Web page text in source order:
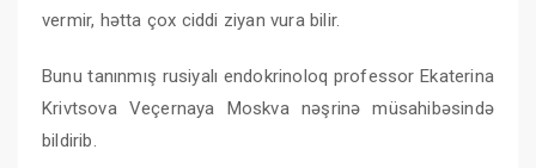
vermir, hətta çox ciddi ziyan vura bilir.
Bunu tanınmış rusiyalı endokrinoloq professor Ekaterina
Krivtsova Veçernaya Moskva nəşrinə müsahibəsində
bildirib.